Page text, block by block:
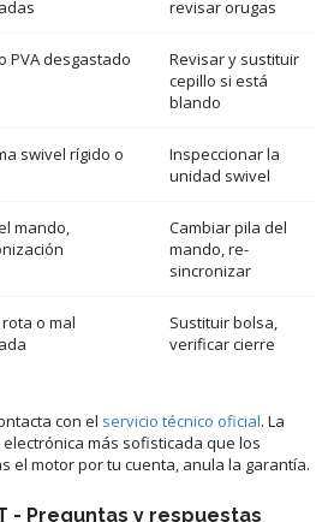
revisar orugas
PVA desgastado
Revisar y sustituir
cepillo si está
blando
swivel rígido o
Inspeccionar la
unidad swivel
mando,
Cambiar pila del
mando, re-
sincronizar
o mal
Sustituir bolsa,
verificar cierre
con el servicio técnico oficial. La
más sofisticada que los
el motor por tu cuenta, anula la garantía.
- Preguntas y respuestas